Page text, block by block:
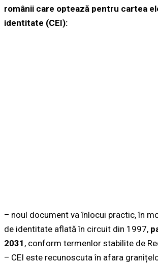
românii care optează pentru cartea
identitate (CEI):
– noul document va înlocui practic, în
de identitate aflată în circuit din 1997,
2031 , conform termenlor stabilite de
– CEI este recunoscuta în afara